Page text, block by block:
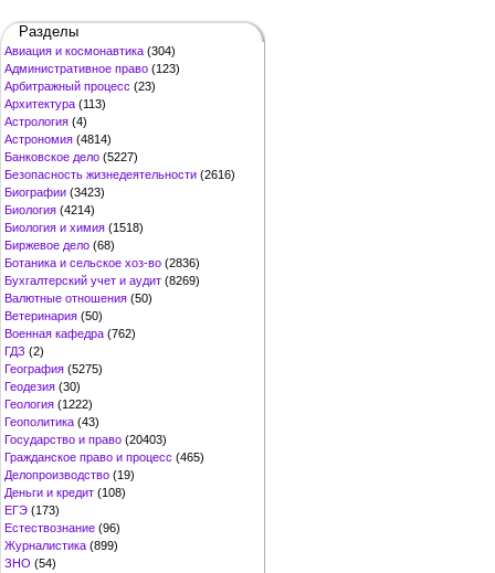
Разделы
Авиация и космонавтика (304)
Административное право (123)
Арбитражный процесс (23)
Архитектура (113)
Астрология (4)
Астрономия (4814)
Банковское дело (5227)
Безопасность жизнедеятельности (2616)
Биографии (3423)
Биология (4214)
Биология и химия (1518)
Биржевое дело (68)
Ботаника и сельское хоз-во (2836)
Бухгалтерский учет и аудит (8269)
Валютные отношения (50)
Ветеринария (50)
Военная кафедра (762)
ГДЗ (2)
География (5275)
Геодезия (30)
Геология (1222)
Геополитика (43)
Государство и право (20403)
Гражданское право и процесс (465)
Делопроизводство (19)
Деньги и кредит (108)
ЕГЭ (173)
Естествознание (96)
Журналистика (899)
ЗНО (54)